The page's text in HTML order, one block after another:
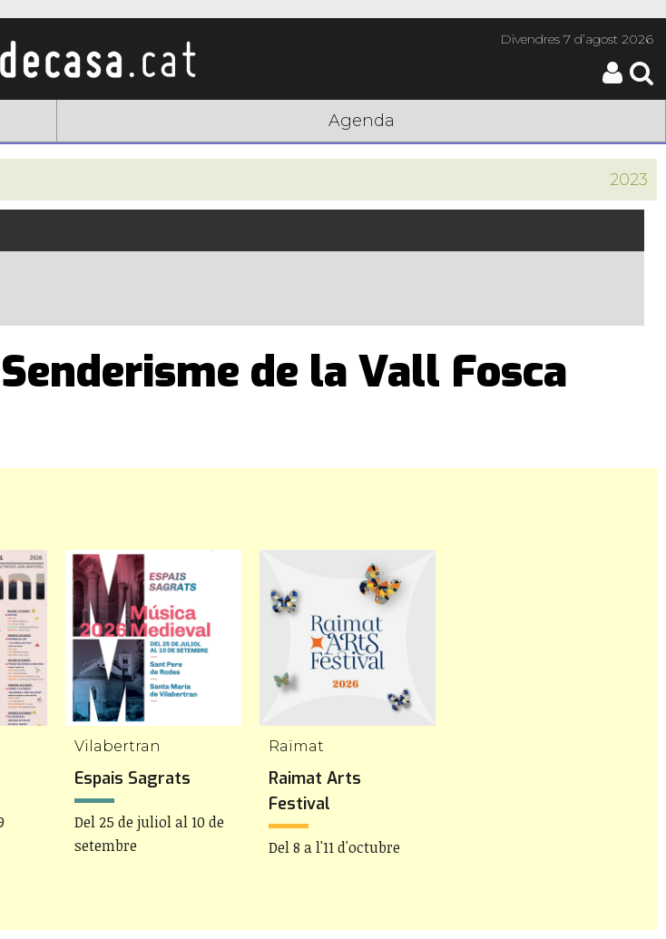
Divendres7 d’agost 2026
Agenda
2023
de la Vall Fosca
Vilabertran
Espais Sagrats
Del 25 de juliol al 10 de
setembre
Raïmat
Raimat Arts
Festival
Del 8 a l'11 d'octubre